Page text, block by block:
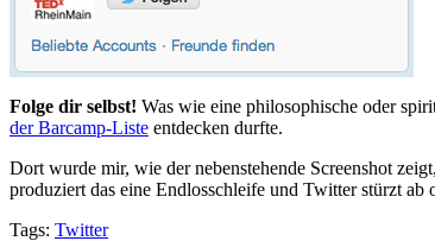
Folge dir selbst! Was wie eine philosophische oder
der Barcamp-Liste entdecken durfte.
Dort wurde mir, wie der nebenstehende Screenshot
produziert das eine Endlosschleife und Twitter stürzt
Tags: Twitter